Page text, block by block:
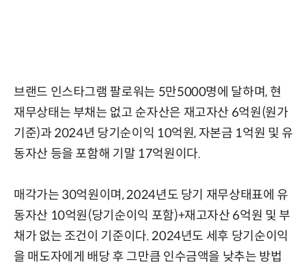
브랜드 인스타그램 팔로워는 5만5000명에 달하며, 현
재무상태는 부채는 없고 순자산은 재고자산 6억원(원가
기준)과 2024년 당기순이익 10억원, 자본금 1억원 및 유
동자산 등을 포함해 기말 17억원이다.
매각가는 30억원이며, 2024년도 당기 재무상태표에 유
동자산 10억원(당기순이익 포함)+재고자산 6억원 및 부
채가 없는 조건이 기준이다. 2024년도 세후 당기순이익
을 매도자에게 배당 후 그만큼 인수금액을 낮추는 방법